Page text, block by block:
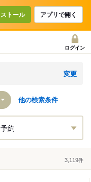
トール アプリで開く
ログイン
変更
他の検索条件
約
3,119件